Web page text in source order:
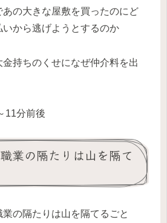
の大きな屋敷を買ったのにど
いから逃げようとするのか
持ちのくせになぜ仲介料を出
11分前後
業の隔たりは山を隔て
の隔たりは山を隔てるごと